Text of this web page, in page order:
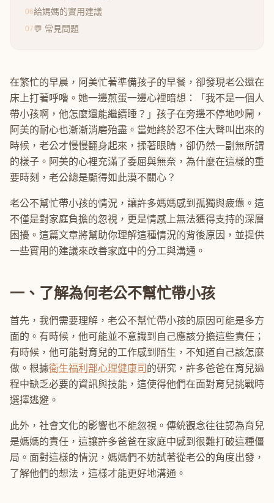
06給媽媽的實用建議
07💬 常見問題
在繁忙的早晨，阿美忙著準備孩子的早餐，卻發現老公還在
床上打著呼嚕。她一邊煎蛋一邊心裡暗想：「我不是一個人
帶小孩啊，他怎麼還能繼續睡？」孩子在旁邊不停地吵鬧，
阿美的耐心也漸漸消磨殆盡。當她終於忍不住大聲叫出來的
時候，老公才慢慢翻身起來，揉著眼睛，卻仍然一副無所謂
的樣子。阿美的心裡充滿了委屈與無奈，為什麼在這樣的重
要時刻，老公總是顯得如此漠不關心？
老公不幫忙帶小孩的情況，讓許多媽媽感到孤獨與疲憊。這
不僅是對家庭負擔的忽視，更是情感上無法獲得支持的深層
困擾。這篇文章將幫助你理解這種情況的背後原因，並提供
一些實用的建議來改善家庭中的分工與溝通。
一、了解為何老公不幫忙帶小孩
首先，我們需要理解，老公不幫忙帶小孩的原因可能是多方
面的。有時候，他可能並不意識到自己應該分擔這些責任；
有時候，他可能對育兒的工作感到陌生，不知道自己該怎麼
做。根據衛生福利部心理健康司 的研究，許多爸爸在育兒過
程中缺乏必要的資訊與技能，這使得他們在面對育兒挑戰時
選擇逃避。
此外，社會文化的影響也不能忽視。傳統觀念往往認為育兒
是媽媽的責任，這讓許多爸爸在家庭中感到很難打破這種僵
局。面對這樣的情況，媽媽們不妨試著從老公的角度出發，
了解他們的想法，這樣才能更好地溝通。